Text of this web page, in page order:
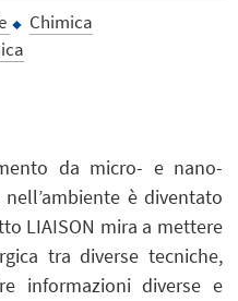
Chimica
da micro- e nano-
è diventato
LIAISON mira a mettere
tra diverse tecniche,
informazioni diverse e